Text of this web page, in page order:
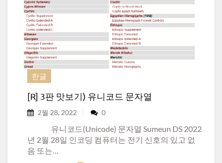
한글
[R] 3판 맛보기) 유니코드 문자열
2월 28, 2022 0
유니코드(Unicode) 문자열 Sumeun DS 2022
년 2월 28일 인코딩 컴퓨터는 전기 신호의 있고 없
음 또는…